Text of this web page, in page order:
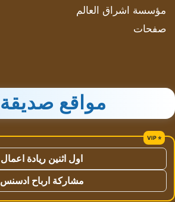
مؤسسة اشراق العالم
صفحات
مواقع صديقة
اول اثنين ريادة اعمال
مشاركة ارباح ادسنس